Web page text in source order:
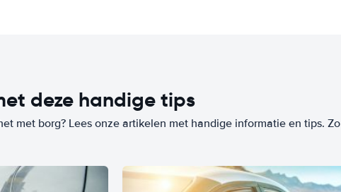
deze handige tips
met borg? Lees onze artikelen met handige informatie en tips. Zo